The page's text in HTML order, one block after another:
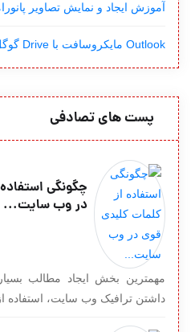
آموزش ایجاد و نمایش تصاویر
Outlook مایکروسافت با Drive گوگل سازگ...
پست های تصادفی
چگونگی
در وب سایت...
مهمترین بخش ایجاد مطالب
داشتن ترافیک وب سایت، استفاده